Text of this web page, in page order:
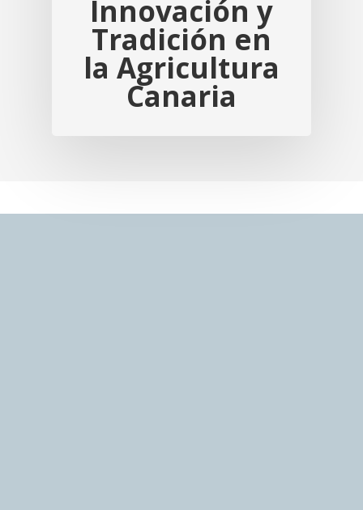
Innovación y
Tradición en
la Agricultura
Canaria